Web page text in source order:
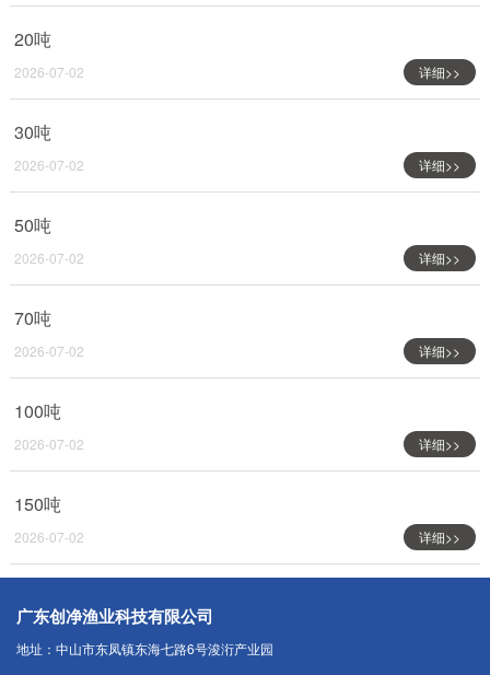
20吨
2026-07-02 详细>>
30吨
2026-07-02 详细>>
50吨
2026-07-02 详细>>
70吨
2026-07-02 详细>>
100吨
2026-07-02 详细>>
150吨
2026-07-02 详细>>
广东创净渔业科技有限公司
地址：中山市东凤镇东海七路6号浚洐产业园